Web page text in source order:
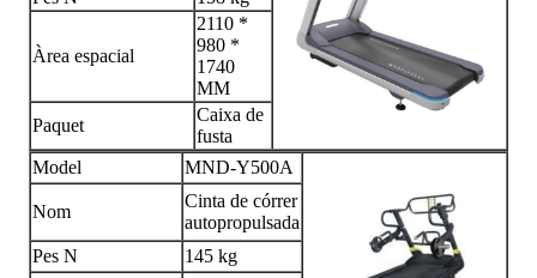
Àrea espacial
2110 *
980 *
1740
MM
Paquet
Caixa de
fusta
Model
MND-Y500A
Nom
Cinta de córrer
autopropulsada
Pes N
145 kg